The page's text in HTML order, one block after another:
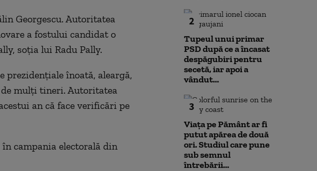
Georgescu. Autoritatea
a fostului candidat o
soția lui Radu Pally.
prezidențiale înoată, aleargă,
de mulți tineri. Autoritatea
an că face verificări pe
campania electorală din
2
Tupeul unui primar
PSD după ce a încasat
despăgubiri pentru
secetă, iar apoi a
vândut...
3
Viața pe Pământ ar fi
putut apărea de două
ori. Studiul care pune
sub semnul
întrebării...